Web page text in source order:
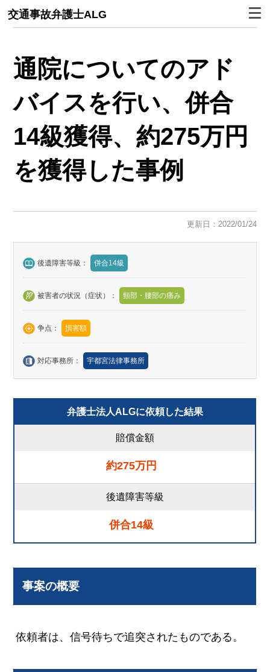
交通事故弁護士ALG
通院についてのアド
バイスを行い、併合
14級獲得、約275万円
を獲得した事例
更新日：2022/01/24
後遺障害等級： 併合14級
被害者の状況（症状）： 頸部・腰部の痛み
争点： 損害額
対応事務所： 宇都宮法律事務所
弁護士法人ALGに依頼した結果
賠償金額
約275万円
後遺障害等級
併合14級
事案の概要
依頼者は、信号待ちで追突されたものである。